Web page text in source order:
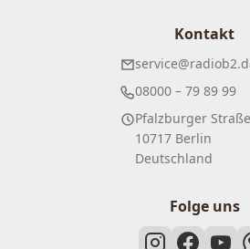
Kontakt
08000 – 79 89 99
Pfalzburger
10717 Berlin
Deutschland
Folge uns